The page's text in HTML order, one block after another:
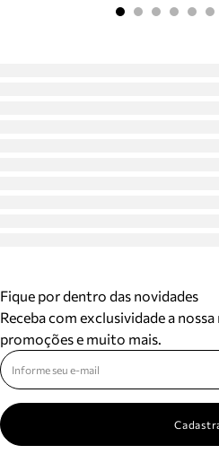
Fique por dentro das novidades
Receba com exclusividade a
promoções e muito mais.